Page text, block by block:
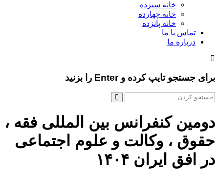
خانه سیزده
خانه چهارده
خانه پانزده
تماس با ما
درباره ما
برای جستجو تایپ کرده و Enter را بزنید
دومین کنفرانس بین المللی فقه ،
حقوق ، وکالت و علوم اجتماعی
در افق ایران ۱۴۰۴